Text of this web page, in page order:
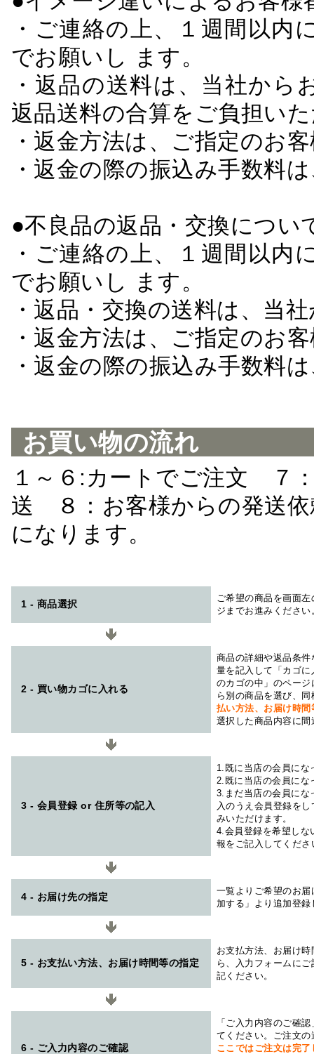
・ご連絡の上、１週間以
でお願いし ます。
・返品の送料は、当社か
返品送料の合算をご負担い
・返金方法は、ご指定のお
・返金の際の振込み手数料
●不良品の返品・交換につい
・ご連絡の上、１週間以
でお願いし ます。
・返品・交換の送料は、当
・返金方法は、ご指定のお
・返金の際の振込み手数料
お買い物の流れ
１～６:カートでご注文 ７
送 ８：お客様からの発送
になります。
1 - 商品選択
ご希望の商品を画面
ジまでお進みください
2 - 買い物カゴに入れる
商品の詳細や返品条
量を記入して「カゴ
のカゴの中」のペー
ら別の商品を選び、
払い方法、お届け時
選択した商品内容に
3 - 会員登録 or 住所等の記入
1.既に当店の会員にな
2.既に当店の会員にな
3.まだ当店の会員にな
入のうえ会員登録を
みいただけます。
4.会員登録を希望しな
報をご記入してくださ
4 - お届け先の指定
一覧よりご希望のお
加する」より追加登
5 - お支払い方法、お届け時間等の指定
お支払方法、お届け
ら、入力フォームに
記ください。
6 - ご入力内容のご確認
「ご入力内容のご確
てください。ご注文
ここではご注文は完